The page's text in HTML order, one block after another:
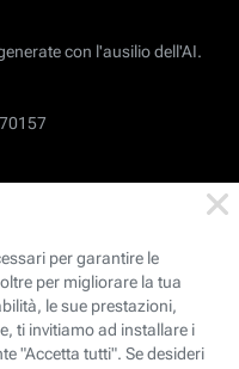
con l'ausilio dell'AI.